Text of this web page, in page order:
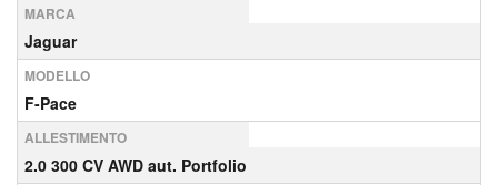
MARCA
Jaguar
MODELLO
F-Pace
ALLESTIMENTO
2.0 300 CV AWD aut. Portfolio